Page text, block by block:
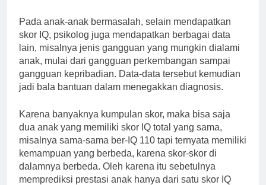
Pada anak-anak bermasalah, selain mendapatkan
skor IQ, psikolog juga mendapatkan berbagai data
lain, misalnya jenis gangguan yang mungkin dialami
anak, mulai dari gangguan perkembangan sampai
gangguan kepribadian. Data-data tersebut kemudian
jadi bala bantuan dalam menegakkan diagnosis.
Karena banyaknya kumpulan skor, maka bisa saja
dua anak yang memiliki skor IQ total yang sama,
misalnya sama-sama ber-IQ 110 tapi ternyata memiliki
kemampuan yang berbeda, karena skor-skor di
dalamnya berbeda. Oleh karena itu sebetulnya
memprediksi prestasi anak hanya dari satu skor IQ